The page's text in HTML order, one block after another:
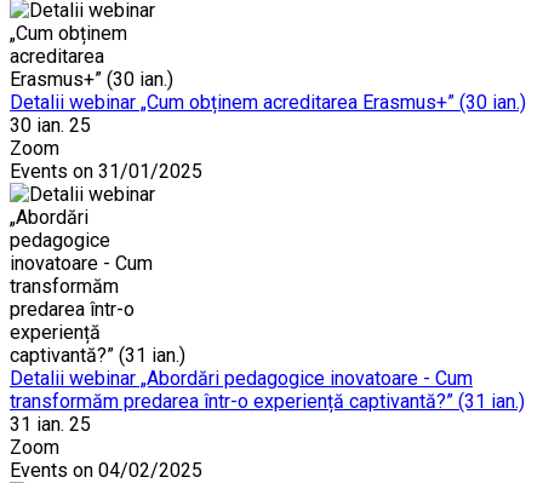
Detalii webinar „Cum obținem acreditarea Erasmus+” (30 ian.)
30 ian. 25
Zoom
Events on 31/01/2025
Detalii webinar „Abordări pedagogice inovatoare - Cum
transformăm predarea într-o experiență captivantă?” (31 ian.)
31 ian. 25
Zoom
Events on 04/02/2025